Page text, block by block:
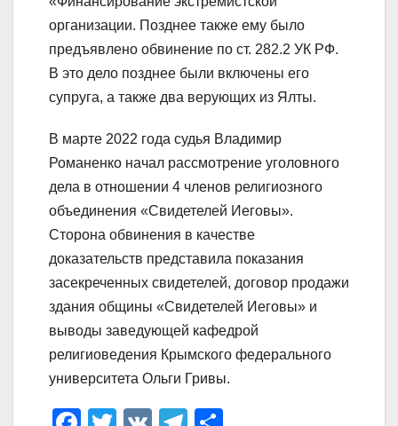
организации. Позднее также ему было
предъявлено обвинение по ст. 282.2 УК РФ.
В это дело позднее были включены его
супруга, а также два верующих из Ялты.
В марте 2022 года судья Владимир
Романенко начал рассмотрение уголовного
дела в отношении 4 членов религиозного
объединения «Свидетелей Иеговы».
Сторона обвинения в качестве
доказательств представила показания
засекреченных свидетелей, договор продажи
здания общины «Свидетелей Иеговы» и
выводы заведующей кафедрой
религиоведения Крымского федерального
университета Ольги Гривы.